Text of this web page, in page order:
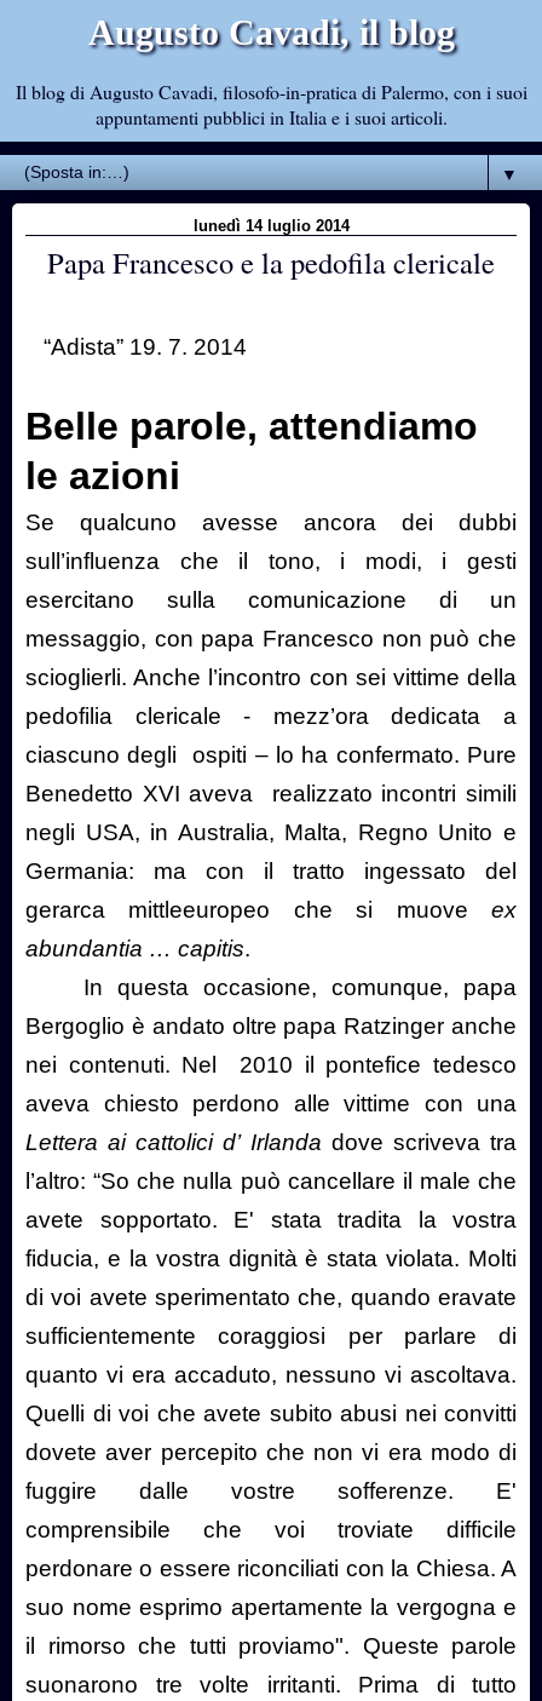
Augusto Cavadi, il blog
Il blog di Augusto Cavadi, filosofo-in-pratica di Palermo, con i suoi
appuntamenti pubblici in Italia e i suoi articoli.
▼
lunedì 14 luglio 2014
Papa Francesco e la pedofila clericale
“Adista” 19. 7. 2014
Belle parole, attendiamo
le azioni
Se qualcuno avesse ancora dei dubbi
sull’influenza che il tono, i modi, i gesti
esercitano sulla comunicazione di un
messaggio, con papa Francesco non può che
scioglierli. Anche l’incontro con sei vittime della
pedofilia clericale - mezz’ora dedicata a
ciascuno degli
ospiti – lo ha confermato. Pure
Benedetto XVI aveva
realizzato incontri simili
negli USA, in Australia, Malta, Regno Unito e
Germania: ma con il tratto ingessato del
gerarca mittleeuropeo che si muove ex
abundantia … capitis.
In questa occasione, comunque, papa
Bergoglio è andato oltre papa Ratzinger anche
nei contenuti. Nel
2010 il pontefice tedesco
aveva chiesto perdono alle vittime con una
Lettera ai cattolici d’ Irlanda dove scriveva tra
l’altro: “So che nulla può cancellare il male che
avete sopportato. E' stata tradita la vostra
fiducia, e la vostra dignità è stata violata. Molti
di voi avete sperimentato che, quando eravate
sufficientemente coraggiosi per parlare di
quanto vi era accaduto, nessuno vi ascoltava.
Quelli di voi che avete subito abusi nei convitti
dovete aver percepito che non vi era modo di
fuggire dalle vostre sofferenze. E'
comprensibile che voi troviate difficile
perdonare o essere riconciliati con la Chiesa. A
suo nome esprimo apertamente la vergogna e
il rimorso che tutti proviamo". Queste parole
suonarono tre volte irritanti. Prima di tutto